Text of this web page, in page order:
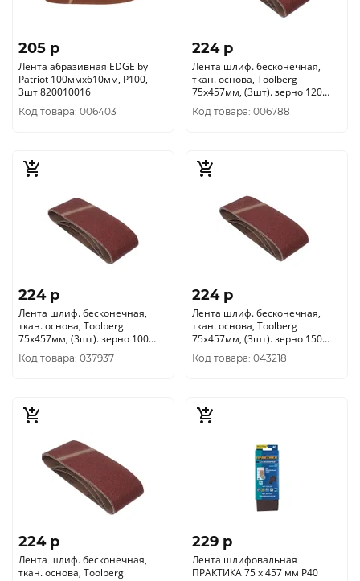
205 p
Лента абразивная EDGE by
Patriot 100ммх610мм, Р100,
3шт 820010016
Код товара: 006403
224 p
Лента шлиф. бесконечная,
ткан. основа, Toolberg
75х457мм, (3шт). зерно 120
2205005
Код товара: 006788
224 p
Лента шлиф. бесконечная,
ткан. основа, Toolberg
75х457мм, (3шт). зерно 100
2205004
Код товара: 037937
224 p
Лента шлиф. бесконечная,
ткан. основа, Toolberg
75х457мм, (3шт). зерно 150
2205006
Код товара: 043218
224 p
Лента шлиф. бесконечная,
ткан. основа, Toolberg
229 p
Лента шлифовальная
ПРАКТИКА 75 х 457 мм P40